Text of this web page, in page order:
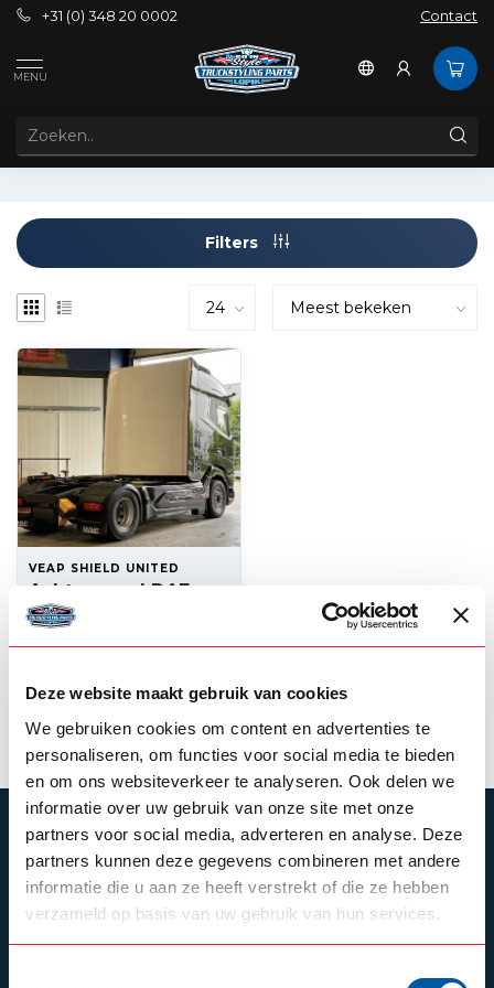
Deze website maakt gebruik van cookies
We gebruiken cookies om content en advertenties te
personaliseren, om functies voor social media te bieden
en om ons websiteverkeer te analyseren. Ook delen we
informatie over uw gebruik van onze site met onze
partners voor social media, adverteren en analyse. Deze
partners kunnen deze gegevens combineren met andere
informatie die u aan ze heeft verstrekt of die ze hebben
verzameld op basis van uw gebruik van hun services.
+31 (0) 348 20 0002 Contact
MENU
Filters
VEAP SHIELD UNITED
Achterwand DAF
XG+
ABONNEER JE OP ONZE NIEUWSBRIEF
Blijf op de hoogte over onze laatste acties